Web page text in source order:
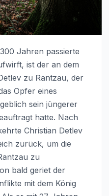
Jahren passierte
ist der an dem
zu Rantzau, der
Opfer eines
sein jüngerer
hatte. Nach
Christian Detlev
zurück, um die
zu
bald geriet der
mit dem König